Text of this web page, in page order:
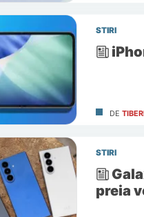
STIRI
DE
STIRI
preia